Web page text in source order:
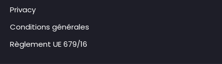
Privacy
Conditions générales
Règlement UE 679/16